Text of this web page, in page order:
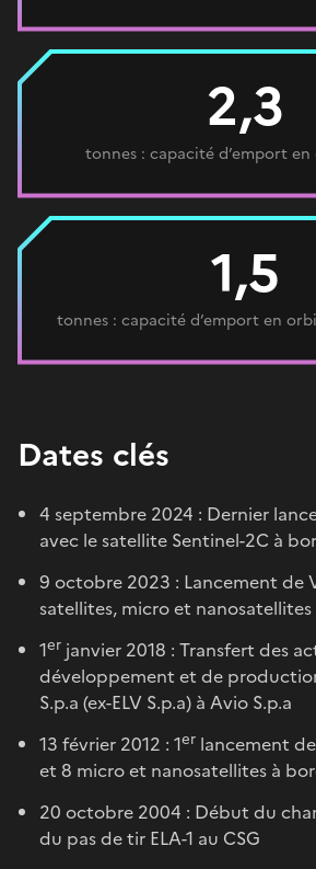
2,3
tonnes : capacité d’emport en
1,5
tonnes : capacité d’emport en
Dates clés
4 septembre 2024 : Dernier
avec le satellite Sentinel-2C à
9 octobre 2023 : Lancement de
satellites, micro et
1er janvier 2018 : Transfert des
développement et de
S.p.a (ex-ELV S.p.a) à Avio S.p.a
13 février 2012 : 1er lancement de
et 8 micro et nanosatellites à
20 octobre 2004 : Début du
du pas de tir ELA-1 au CSG